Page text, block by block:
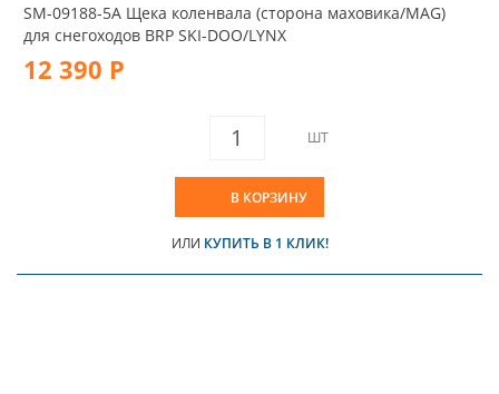
SM-09188-5A Щека коленвала (сторона маховика/MAG)
для снегоходов BRP SKI-DOO/LYNX
12 390 Р
ШТ
В КОРЗИНУ
ИЛИ КУПИТЬ В 1 КЛИК!